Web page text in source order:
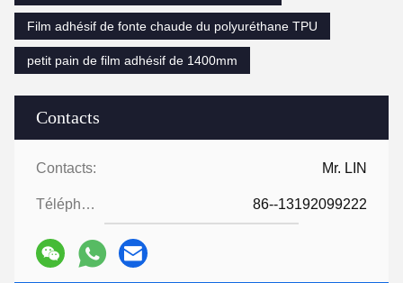
Contacts
Contacts: Mr. LIN
Téléphone: 86--13192099222
Film adhésif de fonte chaude du polyuréthane TPU
petit pain de film adhésif de 1400mm